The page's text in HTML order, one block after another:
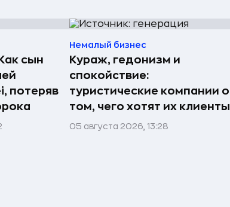
сын
потеряв
Немалый бизнес
Кураж, гедонизм и
спокойствие:
туристические компании о
том, чего хотят их клиенты
05 августа 2026, 13:28